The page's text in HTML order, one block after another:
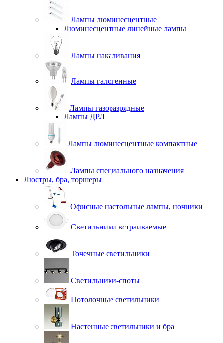
Лампы люминесцентные
Люминесцентные линейные лампы
Лампы накаливания
Лампы галогенные
Лампы газоразрядные
Лампы ДРЛ
Лампы люминесцентные компактные
Лампы специального назначения
Люстры, бра, торшеры
Офисные настольные лампы, ночники
Светильники встраиваемые
Точечные светильники
Светильники-споты
Потолочные светильники
Настенные светильники и бра